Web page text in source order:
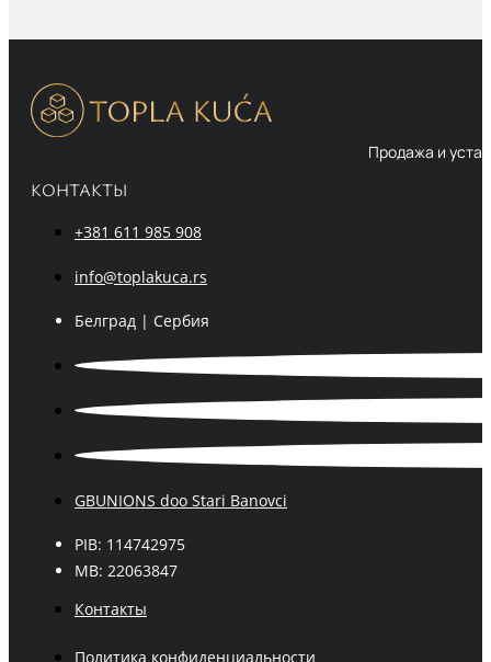
Продажа и
КОНТАКТЫ
+381 611 985 908
info@toplakuca.rs
Белград | Сербия
GBUNIONS doo Stari Banovci
PIB: 114742975
MB: 22063847
Контакты
Политика конфиденциальности